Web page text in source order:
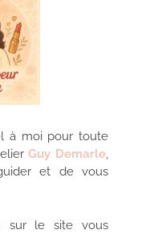
à moi pour toute
Guy Demarle,
et de vous
sur le site vous